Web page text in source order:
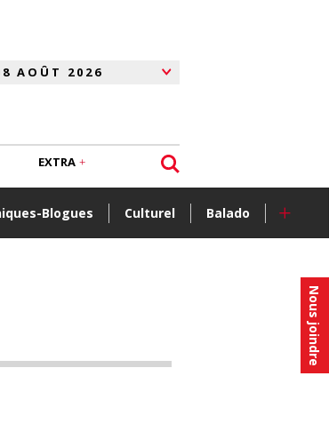
Nous joindre
Blogues Culturel Balado +
EXTRA